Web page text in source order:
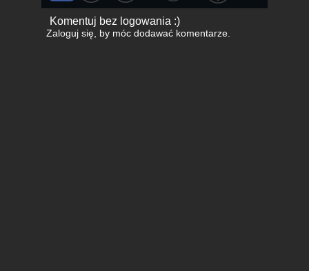
Komentuj bez logowania :)
Zaloguj się, by móc dodawać komentarze.